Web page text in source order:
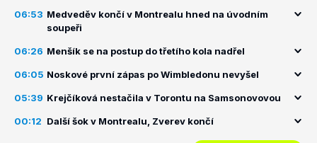
06:53 Medveděv končí v Montrealu hned na úvodním
soupeři
06:26 Menšík se na postup do třetího kola nadřel
06:05 Noskové první zápas po Wimbledonu nevyšel
05:39 Krejčíková nestačila v Torontu na Samsonovovou
00:12 Další šok v Montrealu, Zverev končí